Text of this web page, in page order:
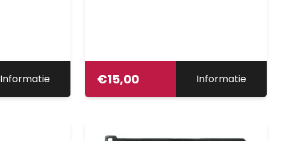
Informatie €15,00 Informatie